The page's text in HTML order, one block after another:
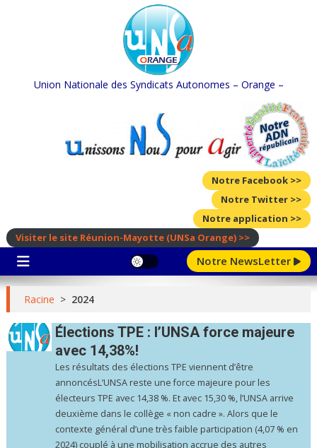
Union Nationale des Syndicats Autonomes – Orange –
Notre Facebook >>
Notre Twitter >>
Notre application >>
Visiter le site Réunion-Mayotte (UNSa Orange) >>
Notre NewsLetter
Racine > 2024
Élections TPE : l’UNSA force majeure
avec 14,38%!
Les résultats des élections TPE viennent d’être
annoncésL’UNSA reste une force majeure pour les
électeurs TPE avec 14,38 %. Et avec 15,30 %, l’UNSA arrive
deuxième dans le collège « non cadre ». Alors que le
contexte général d’une très faible participation (4,07 % en
2024) couplé à une mobilisation accrue des autres